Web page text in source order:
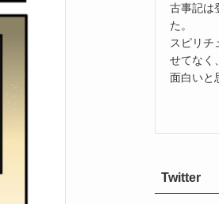
古事記は
た。
スピリチ
せてなく
面白いと
Twitter